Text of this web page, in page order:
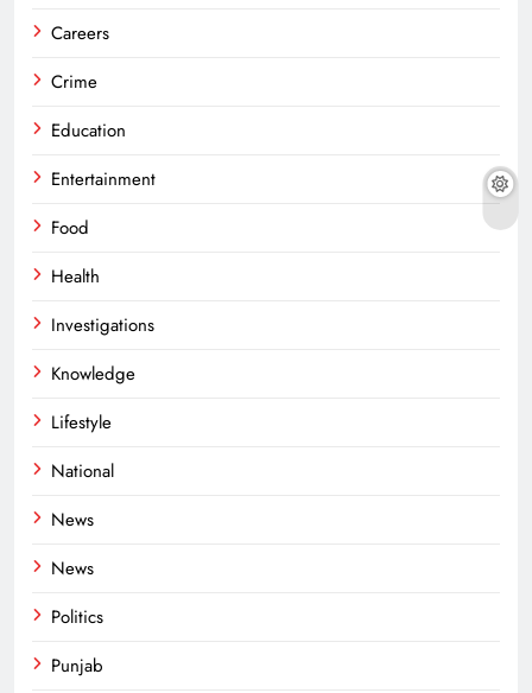
Careers
Crime
Education
Entertainment
Food
Health
Investigations
Knowledge
Lifestyle
National
News
News
Politics
Punjab